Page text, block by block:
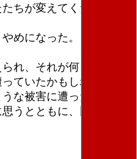
ちが変えてください」
めになった。
れ、それが何を意味す
ていたかもしれないと
な被害に遭ったという
うとともに、同世代の